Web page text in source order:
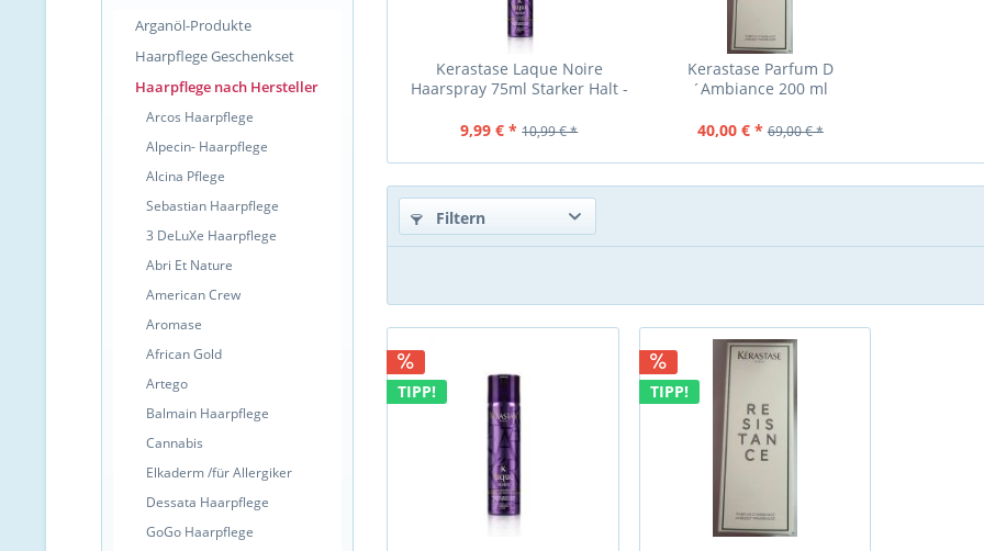
Arganöl-Produkte
Haarpflege Geschenkset
Haarpflege nach Hersteller
Arcos Haarpflege
Alpecin- Haarpflege
Alcina Pflege
Sebastian Haarpflege
3 DeLuXe Haarpflege
Abri Et Nature
American Crew
Aromase
African Gold
Artego
Balmain Haarpflege
Cannabis
Elkaderm /für Allergiker
Dessata Haarpflege
GoGo Haarpflege
Kerastase Laque Noire
Haarspray 75ml Starker Halt -
9,99 € * 10,99 € *
Kerastase Parfum D
´Ambiance 200 ml
40,00 € * 69,00 € *
Filtern
TIPP! TIPP!